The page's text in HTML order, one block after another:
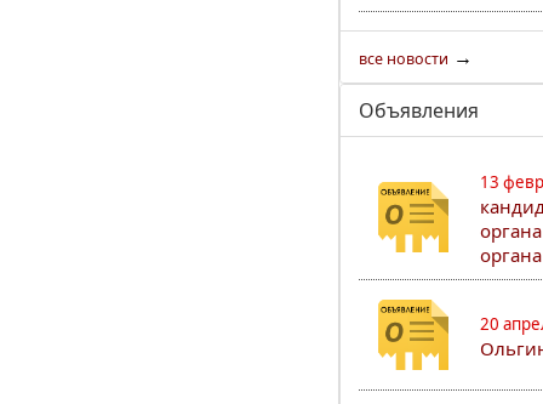
все новости →
Объявления
13
20